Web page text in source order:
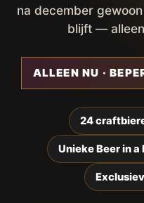
na december
blijft —
ALLEEN NU ·
24
Unieke Beer in